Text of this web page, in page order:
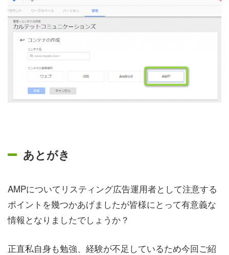
あとがき
AMPについてリスティング広告運用者として注意する
ポイントを幾つかあげましたが皆様にとって有意義な
情報となりましたでしょうか？
正直私自身も勉強、経験が不足しているため今回ご紹